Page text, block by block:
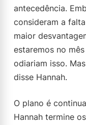
antecedência.
consideram a
maior
estaremos no
odiariam isso.
disse Hannah.
O plano é
Hannah termine